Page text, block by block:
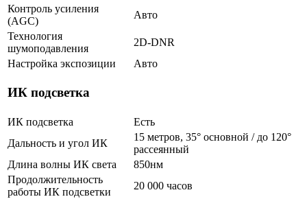
Контроль усиления
(AGC)
Авто
Технология
шумоподавления
2D-DNR
Настройка экспозиции
Авто
ИК подсветка
ИК подсветка
Есть
Дальность и угол ИК
15 метров, 35° основной / до 120°
рассеянный
Длина волны ИК света
850нм
Продолжительность
работы ИК подсветки
20 000 часов